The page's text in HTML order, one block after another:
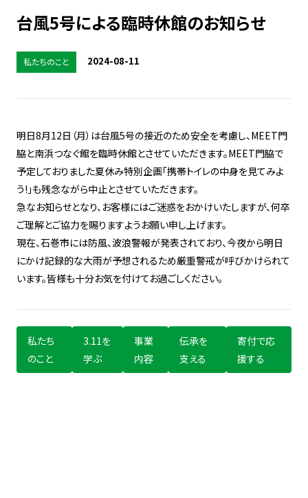
台風5号による臨時休館のお知らせ
私たちのこと 2024-08-11
明日8月12日（月）は台風5号の接近のため安全を考慮し、MEET門
脇と南浜つなぐ館を臨時休館とさせていただきます。MEET門脇で
予定しておりました夏休み特別企画「携帯トイレの中身を見てみよ
う!」も残念ながら中止とさせていただきます。
急なお知らせとなり、お客様にはご迷惑をおかけいたしますが、何卒
ご理解とご協力を賜りますようお願い申し上げます。
現在、石巻市には防風、波浪警報が発表されており、今夜から明日
にかけ記録的な大雨が予想されるため厳重警戒が呼びかけられて
います。皆様も十分お気を付けてお過ごしください。
私たち
のこと
3.11を
学ぶ
事業
内容
伝承を
支える
寄付で応
援する